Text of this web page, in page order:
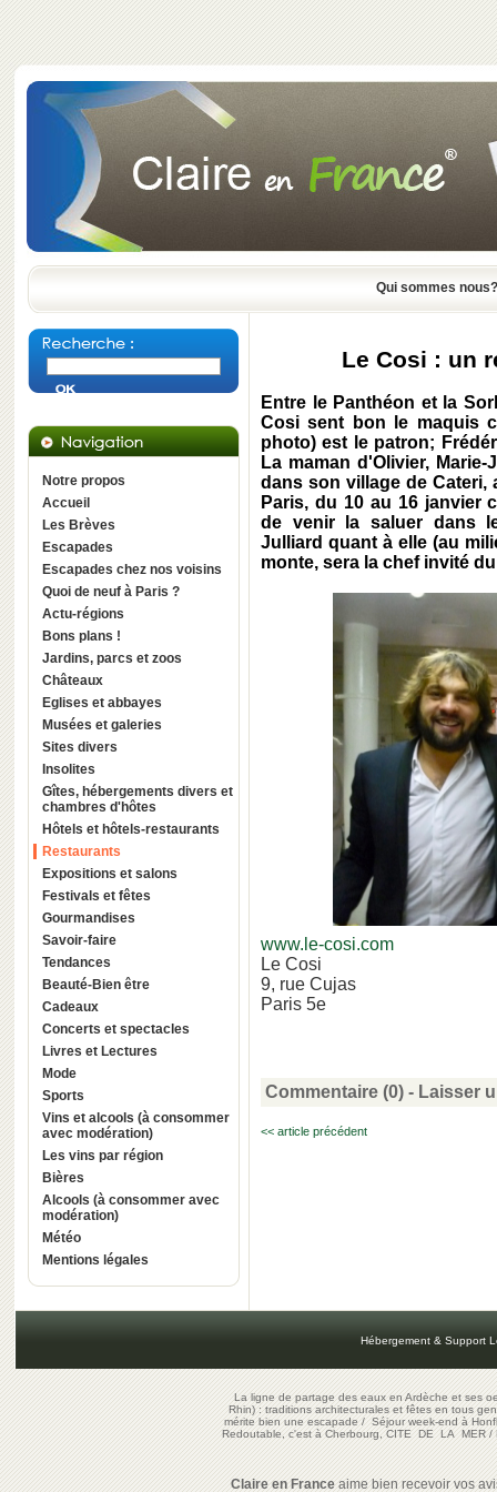
Qui sommes nous?
Notre propos
Accueil
Les Brèves
Escapades
Escapades chez nos voisins
Quoi de neuf à Paris ?
Actu-régions
Bons plans !
Jardins, parcs et zoos
Châteaux
Eglises et abbayes
Musées et galeries
Sites divers
Insolites
Gîtes, hébergements divers et
chambres d'hôtes
Hôtels et hôtels-restaurants
Restaurants
Expositions et salons
Festivals et fêtes
Gourmandises
Savoir-faire
Tendances
Beauté-Bien être
Cadeaux
Concerts et spectacles
Livres et Lectures
Mode
Sports
Vins et alcools (à consommer
avec modération)
Les vins par région
Bières
Alcools (à consommer avec
modération)
Météo
Mentions légales
Le Cosi : un
Entre le Panthéon et la
Cosi sent bon le maquis
photo) est le patron;
La maman d'Olivier, Marie-
dans son village de Cateri,
Paris, du 10 au 16 janvier
de venir la saluer dans
Julliard quant à elle (au
monte, sera la chef invité
www.le-cosi.com
Le Cosi
9, rue Cujas
Paris 5e
Commentaire (0) - Laisser
<< article précédent
Hébergement & Support
La ligne de partage des eaux en Ardèche et ses
Rhin) : traditions architecturales et fêtes en tous
mérite bien une escapade/Séjour week-end à
Redoutable, c'est à Cherbourg, CITE DE LA MER/
Claire en Franceaime bien recevoir vos